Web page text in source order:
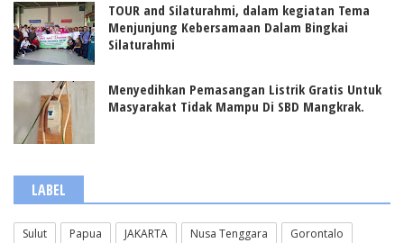
TOUR and Silaturahmi, dalam kegiatan Tema
Menjunjung Kebersamaan Dalam Bingkai
Silaturahmi
Menyedihkan Pemasangan Listrik Gratis Untuk
Masyarakat Tidak Mampu Di SBD Mangkrak.
LABEL
Sulut Papua JAKARTA Nusa Tenggara
Gorontalo